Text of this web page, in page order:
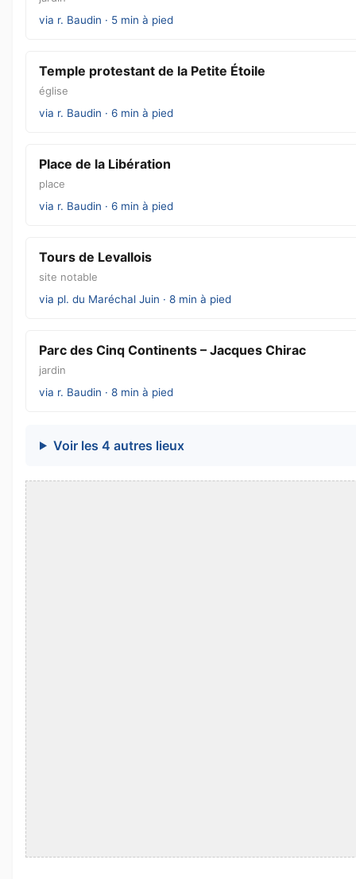
via r. Baudin · 5 min à pied
Temple protestant de la Petite Étoile
église
via r. Baudin · 6 min à pied
Place de la Libération
place
via r. Baudin · 6 min à pied
Tours de Levallois
site notable
via pl. du Maréchal Juin · 8 min à pied
Parc des Cinq Continents – Jacques Chirac
jardin
via r. Baudin · 8 min à pied
Voir les 4 autres lieux